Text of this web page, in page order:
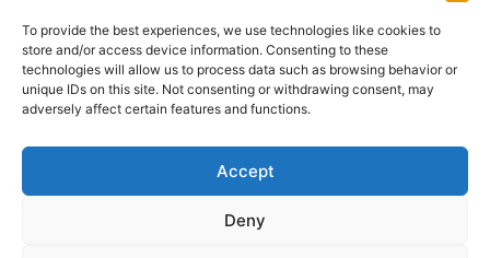
To provide the best experiences, we use technologies like cookies to
store and/or access device information. Consenting to these
technologies will allow us to process data such as browsing behavior or
unique IDs on this site. Not consenting or withdrawing consent, may
adversely affect certain features and functions.
Accept
Deny